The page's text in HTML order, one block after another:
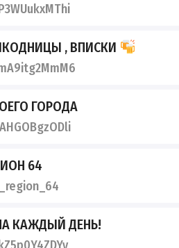
, ВПИСКИ
ГОРОДА
64
КАЖДЫЙ ДЕНЬ!